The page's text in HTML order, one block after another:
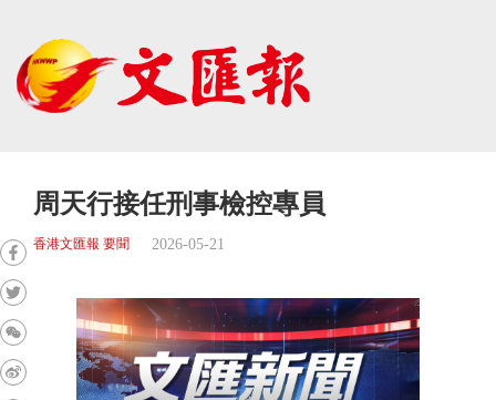
周天行接任刑事檢控專員
香港文匯報 要聞 2026-05-21